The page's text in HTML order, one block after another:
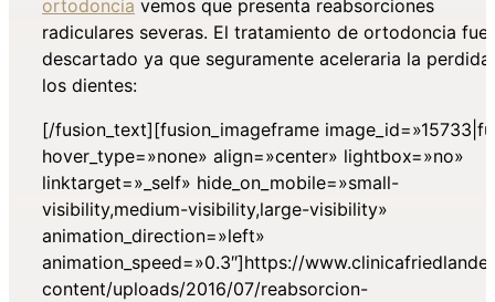
ortodoncia vemos que presenta reabsorciones
radiculares severas. El tratamiento de ortodoncia fue
descartado ya que seguramente aceleraria la perdida
los dientes:
[/fusion_text][fusion_imageframe
hover_type=»none» align=»center» lightbox=»no»
linktarget=»_self» hide_on_mobile=»small-
visibility,medium-visibility,large-visibility»
animation_direction=»left»
animation_speed=»0.3″]https://
content/uploads/2016/07/reabsorcion-